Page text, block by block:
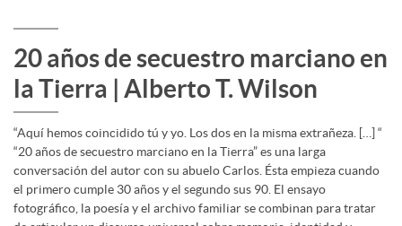
20 años de secuestro marciano en
la Tierra | Alberto T. Wilson
“Aquí hemos coincidido tú y yo. Los dos en la misma extrañeza. […] “
“20 años de secuestro marciano en la Tierra” es una larga
conversación del autor con su abuelo Carlos. Ésta empieza cuando
el primero cumple 30 años y el segundo sus 90. El ensayo
fotográfico, la poesía y el archivo familiar se combinan para tratar